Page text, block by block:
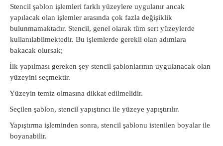
Stencil şablon işlemleri farklı yüzeylere uygulanır ancak
yapılacak olan işlemler arasında çok fazla değişiklik
bulunmamaktadır. Stencil, genel olarak tüm sert yüzeylerde
kullanılabilmektedir. Bu işlemlerde gerekli olan adımlara
bakacak olursak;
İlk yapılması gereken şey stencil şablonlarının uygulanacak olan
yüzeyini seçmektir.
Yüzeyin temiz olmasına dikkat edilmelidir.
Seçilen şablon, stencil yapıştırıcı ile yüzeye yapıştırılır.
Yapıştırma işleminden sonra, stencil şablonu istenilen boyalar ile
boyanabilir.